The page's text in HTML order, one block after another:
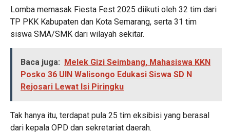
Lomba memasak Fiesta Fest 2025 diikuti oleh 32 tim dari
TP PKK Kabupaten dan Kota Semarang, serta 31 tim
siswa SMA/SMK dari wilayah sekitar.
Baca juga: Melek Gizi Seimbang, Mahasiswa KKN
Posko 36 UIN Walisongo Edukasi Siswa SD N
Rejosari Lewat Isi Piringku
Tak hanya itu, terdapat pula 25 tim eksibisi yang berasal
dari kepala OPD dan sekretariat daerah.